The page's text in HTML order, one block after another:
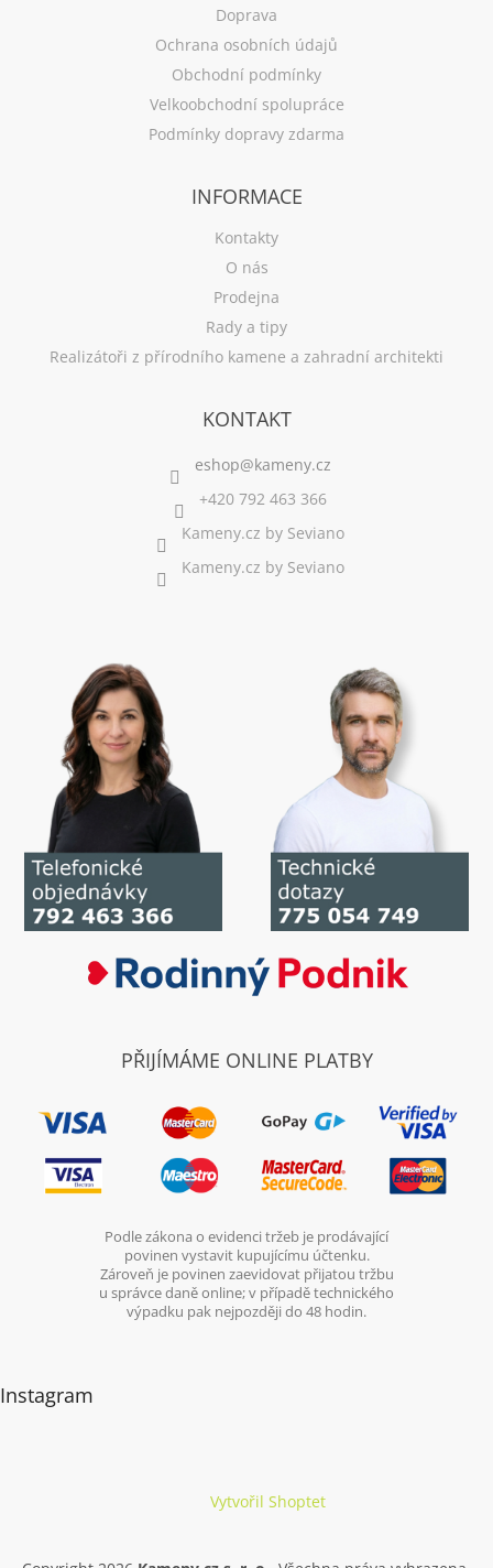
Doprava
Ochrana osobních údajů
Obchodní podmínky
Velkoobchodní spolupráce
Podmínky dopravy zdarma
INFORMACE
Kontakty
O nás
Prodejna
Rady a tipy
Realizátoři z přírodního kamene a zahradní architekti
KONTAKT
+420 792 463 366
Kameny.cz by Seviano
Kameny.cz by Seviano
PŘIJÍMÁME ONLINE PLATBY
Podle zákona o evidenci tržeb je prodávající
povinen vystavit kupujícímu účtenku.
Zároveň je povinen zaevidovat přijatou tržbu
u správce daně online; v případě technického
výpadku pak nejpozději do 48 hodin.
Instagram
Vytvořil Shoptet